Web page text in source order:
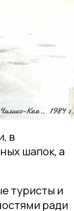
в
шапок, а
туристы и
ради